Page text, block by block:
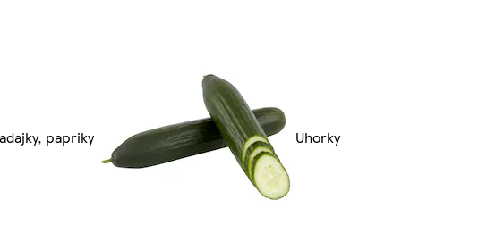
papriky Uhorky